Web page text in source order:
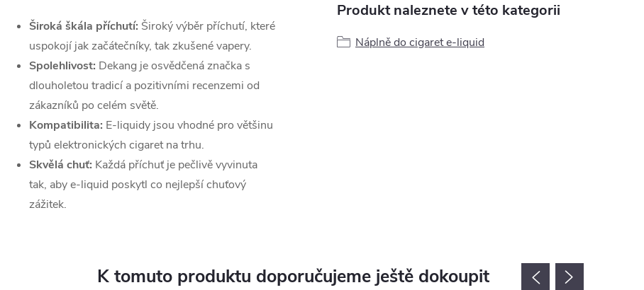
Široká škála příchutí: Široký výběr příchutí, které
uspokojí jak začátečníky, tak zkušené vapery.
Spolehlivost: Dekang je osvědčená značka s
dlouholetou tradicí a pozitivními recenzemi od
zákazníků po celém světě.
Kompatibilita: E-liquidy jsou vhodné pro většinu
typů elektronických cigaret na trhu.
Skvělá chuť: Každá příchuť je pečlivě vyvinuta
tak, aby e-liquid poskytl co nejlepší chuťový
zážitek.
Produkt naleznete v této kategorii
Náplně do cigaret e-liquid
K tomuto produktu doporučujeme ještě dokoupit